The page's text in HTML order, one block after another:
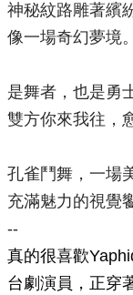
神秘紋路雕著繽
像一場奇幻夢境。
是舞者，也是勇
雙方你來我往，
孔雀鬥舞，一場
充滿魅力的視覺
--
真的很喜歡
台劇演員，正穿